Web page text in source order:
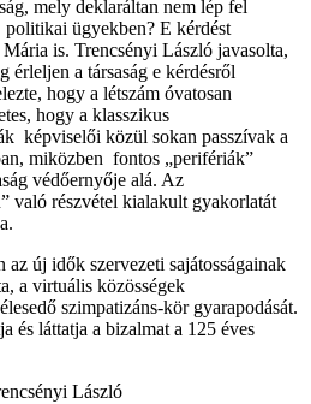
mely deklaráltan nem lép fel
ügyekben? E kérdést
is. Trencsényi László javasolta,
a társaság e kérdésről
hogy a létszám óvatosan
hogy a klasszikus
képviselői közül sokan passzívak a
miközben fontos „perifériák”
védőernyője alá. Az
való részvétel kialakult gyakorlatát
az új idők szervezeti sajátosságainak
a virtuális közösségek
szimpatizáns-kör gyarapodását.
és láttatja a bizalmat a 125 éves
László